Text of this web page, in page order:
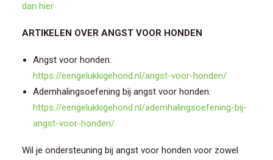
dan hier
ARTIKELEN OVER ANGST VOOR HONDEN
Angst voor honden:
https://eengelukkigehond.nl/angst-voor-honden/
Ademhalingsoefening bij angst voor honden:
https://eengelukkigehond.nl/ademhalingsoefening-bij-
angst-voor-honden/
Wil je ondersteuning bij angst voor honden voor zowel